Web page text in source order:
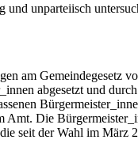
unparteiisch
am Gemeindegesetz
abgesetzt und
Die
seit der Wahl im März